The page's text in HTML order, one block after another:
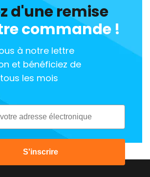
d'une remise
commande !
à notre lettre
et bénéficiez de
les mois
S'inscrire